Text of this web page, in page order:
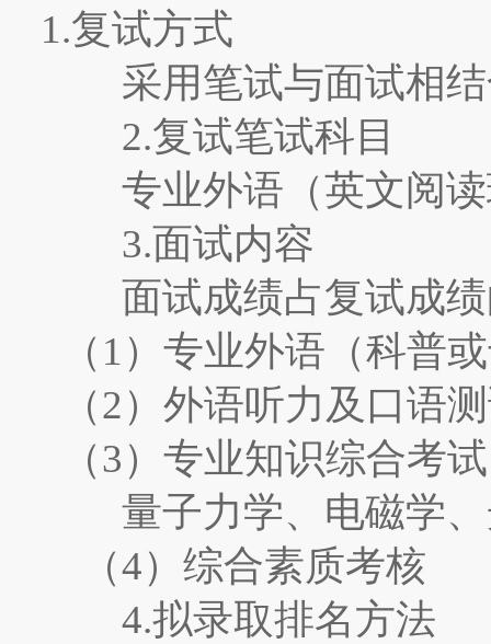
1.复试方式
采用笔试与面试相结
2.复试笔试科目
专业外语（英文阅读
3.面试内容
面试成绩占复试成绩
（ 1）专业外语（科普
（2）外语听力及口语
（3）专业知识综合考
量子力学、电磁学、
（4）综合素质考核
4.拟录取排名方法